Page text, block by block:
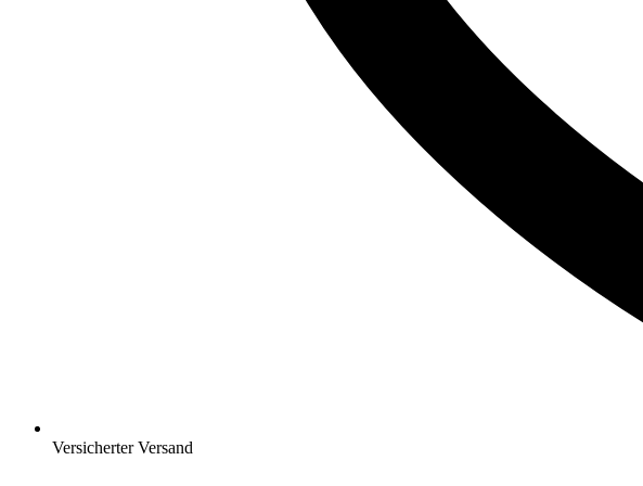
Versicherter Versand